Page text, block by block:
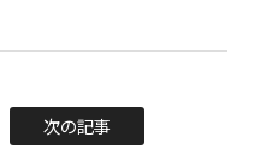
次の記事